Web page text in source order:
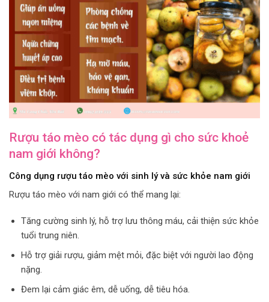
Rượu táo mèo có tác dụng gì cho sức khoẻ
nam giới không?
Công dụng rượu táo mèo với sinh lý và sức khỏe nam giới
Rượu táo mèo với nam giới có thể mang lại:
Tăng cường sinh lý, hỗ trợ lưu thông máu, cải thiện sức khỏe
tuổi trung niên.
Hỗ trợ giải rượu, giảm mệt mỏi, đặc biệt với người lao động
nặng.
Đem lại cảm giác êm, dễ uống, dễ tiêu hóa.